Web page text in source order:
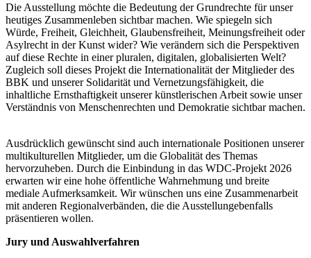
Die Ausstellung möchte die Bedeutung der Grundrechte für unser
heutiges Zusammenleben sichtbar machen. Wie spiegeln sich
Würde, Freiheit, Gleichheit, Glaubensfreiheit, Meinungsfreiheit oder
Asylrecht in der Kunst wider? Wie verändern sich die Perspektiven
auf diese Rechte in einer pluralen, digitalen, globalisierten Welt?
Zugleich soll dieses Projekt die Internationalität der Mitglieder des
BBK und unserer Solidarität und Vernetzungsfähigkeit, die
inhaltliche Ernsthaftigkeit unserer künstlerischen Arbeit sowie unser
Verständnis von Menschenrechten und Demokratie sichtbar machen.
Ausdrücklich gewünscht sind auch internationale Positionen unserer
multikulturellen Mitglieder, um die Globalität des Themas
hervorzuheben. Durch die Einbindung in das WDC-Projekt 2026
erwarten wir eine hohe öffentliche Wahrnehmung und breite
mediale Aufmerksamkeit. Wir wünschen uns eine Zusammenarbeit
mit anderen Regionalverbänden, die die Ausstellungebenfalls
präsentieren wollen.
Jury und Auswahlverfahren